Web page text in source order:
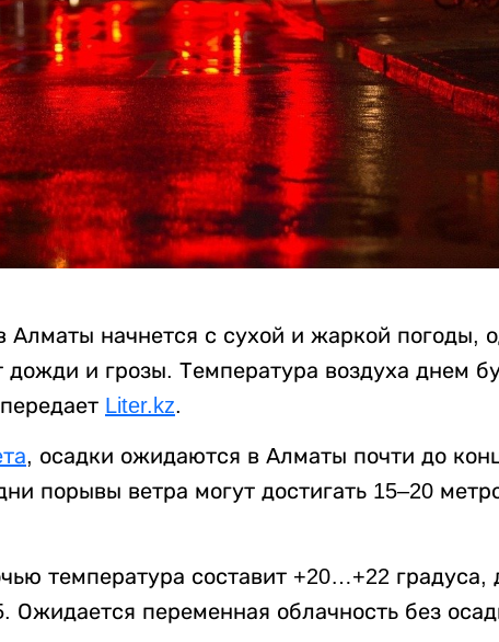
Алматы начнется с сухой и жаркой погоды,
и грозы. Температура воздуха днем
Liter.kz.
, осадки ожидаются в Алматы почти до
порывы ветра могут достигать 15–20
температура составит +20…+22 градуса,
Ожидается переменная облачность без